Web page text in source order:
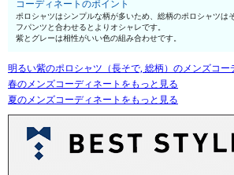
コーディネートのポイント
ポロシャツはシンプルな柄が多いため、総柄のポロシャツ
フパンツと合わせるとよりオシャレです。
紫とグレーは相性がいい色の組み合わせです。
明るい紫のポロシャツ（長そで, 総柄）のメンズコ
春のメンズコーディネートをもっと見る
夏のメンズコーディネートをもっと見る